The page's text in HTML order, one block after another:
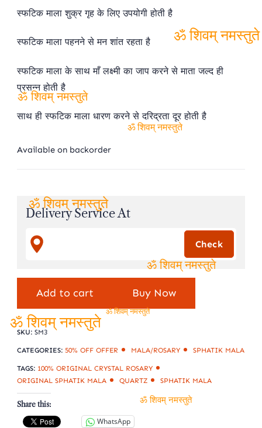
स्फटिक माला शुक्र गृह के लिए उपयोगी होती है
स्फटिक माला पहनने से मन शांत रहता है
स्फटिक माला के साथ माँ लक्ष्मी का जाप करने से माता जल्द ही
प्रसन्न होती है
साथ ही स्फटिक माला धारण करने से दरिद्रता दूर होती है
Available on backorder
Delivery Service At
4-
6mm
(M3)
quantity
Add to cart Buy Now
SKU: SM3
CATEGORIES: 50% OFF OFFER MALA/ROSARY SPHATIK MALA
TAGS: 100% ORIGINAL CRYSTAL ROSARY
ORIGINAL SPHATIK MALA
QUARTZ SPHATIK MALA
Share this:
WhatsApp
ॐ शिवम् नमस्तुते
ॐ शिवम् नमस्तुते
ॐ शिवम् नमस्तुते
ॐ शिवम् नमस्तुते